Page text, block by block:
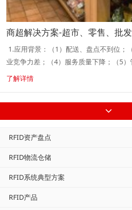
商超解决方案-超市、零售、批发
1.应用背景：（1）配送、盘点不到位；
业竞争力差；（4）服务质量下降；（5
贸所面临的问题。（1）货品种类繁多，
了解详情
RFID资产盘点
RFID物流仓储
RFID系统典型方案
RFID产品